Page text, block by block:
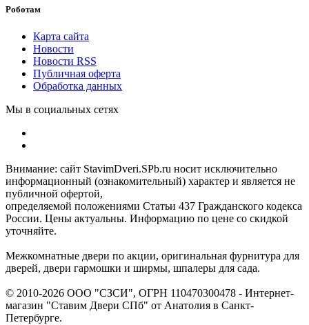
Роботам
Карта сайта
Новости
Новости RSS
Публичная оферта
Обработка данных
Мы в социальных сетях
Внимание: сайт StavimDveri.SPb.ru носит исключительно
информационный (ознакомительный) характер и является не
публичной офертой,
определяемой положениями Статьи 437 Гражданского кодекса
России. Цены актуальны. Информацию по цене со скидкой
уточняйте.
Межкомнатные двери по акции, оригинальная фурнитура для
дверей, двери гармошки и ширмы, шпалеры для сада.
© 2010-2026 ООО "СЗСИ", ОГРН 110470300478 - Интернет-
магазин "Ставим Двери СПб" от Анатолия в Санкт-
Петербурге.